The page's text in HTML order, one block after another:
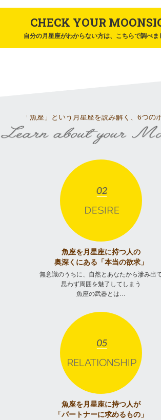
自分の月星座がわからない方は、こちらで調べま
「魚座」という月星座を読み解く、 6つの
魚座を月星座に持つ人の
奥深くにある「本当の欲求」
無意識のうちに、自然とあなたから滲み出
思わず周囲を魅了してしまう
魚座の武器とは…
魚座を月星座に持つ人が
「パートナーに求めるもの」